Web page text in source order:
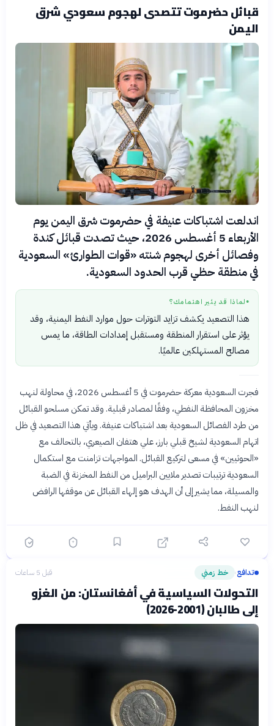
قبائل حضرموت تتصدى لهجوم سعودي شرق
اليمن
اندلعت اشتباكات عنيفة في حضرموت شرق اليمن يوم
الأربعاء 5 أغسطس 2026، حيث تصدت قبائل كندة
وفصائل أخرى لهجوم شنته «قوات الطوارئ» السعودية
في منطقة حظي قرب الحدود السعودية.
● لماذا قد يثير اهتمامك؟
هذا التصعيد يكشف تزايد التوترات حول موارد النفط اليمنية، وقد
يؤثر على استقرار المنطقة ومستقبل إمدادات الطاقة، ما يمس
مصالح المستهلكين عالميًا.
فجرت السعودية معركة حضرموت في 5 أغسطس 2026، في محاولة لنهب
مخزون المحافظة النفطي، وفقًا لمصادر قبلية. وقد تمكن مسلحو القبائل
من طرد الفصائل السعودية بعد اشتباكات عنيفة. ويأتي هذا التصعيد في ظل
اتهام السعودية لشيخ قبلي بارز، علي هتفان الصيعري، بالتحالف مع
«الحوثيين» في مسعى لتركيع القبائل. المواجهات تزامنت مع استكمال
السعودية ترتيبات تصدير ملايين البراميل من النفط المخزنة في الضبة
والمسيلة، مما يشير إلى أن الهدف هو إلهاء القبائل عن موقفها الرافض
لنهب النفط.
تدافع› خط زمني قبل 5 ساعات
التحولات السياسية في أفغانستان: من الغزو
إلى طالبان (2001-2026)